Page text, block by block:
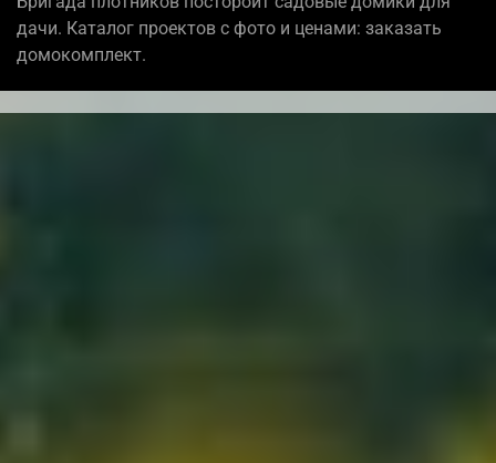
дачи. Каталог проектов с фото и ценами: заказать
домокомплект.